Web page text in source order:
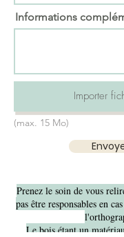
Informations
Importer
(max. 15 Mo)
Prenez le soin de vous
pas être responsables en
Le bois étant un